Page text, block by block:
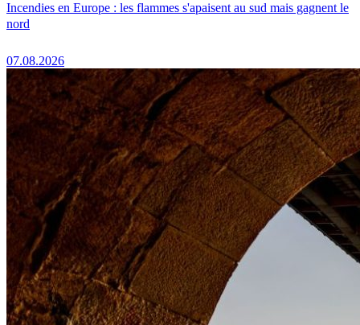
Incendies en Europe : les flammes s'apaisent au sud mais gagnent le
nord
07.08.2026